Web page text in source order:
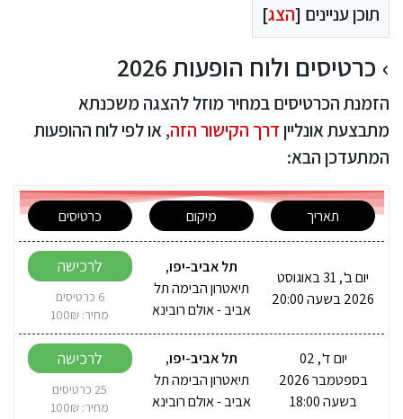
תוכן עניינים [הצג]
כרטיסים ולוח הופעות 2026
הזמנת הכרטיסים במחיר מוזל להצגה משכנתא
מתבצעת אונלייןדרך הקישור הזה, או לפי לוח ההופעות
המתעדכן הבא:
תאריך מיקום כרטיסים
יום ב', 31 באוגוסט
2026 בשעה 20:00
תל אביב-יפו,
תיאטרון הבימה תל
אביב - אולם רובינא
לרכישה
6 כרטיסים
מחיר: 100₪
יום ד', 02
בספטמבר 2026
בשעה 18:00
תל אביב-יפו,
תיאטרון הבימה תל
אביב - אולם רובינא
לרכישה
25 כרטיסים
מחיר: 100₪